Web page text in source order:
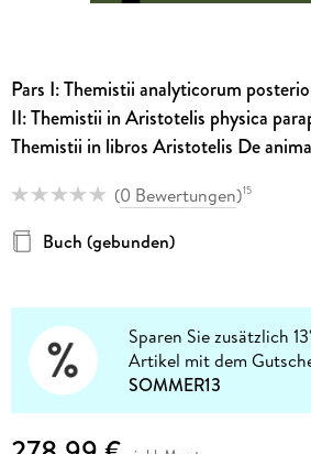
Pars I: Themistii analyticorum
II: Themistii in Aristotelis physica
Themistii in libros Aristotelis De
(0 Bewertungen)15
Buch (gebunden)
Sparen Sie zusätzlich
Artikel mit dem
SOMMER13